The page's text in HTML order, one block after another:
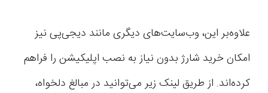
علاوه‌بر این، وب‌سایت‌های دیگری مانند دیجی‌پی نیز
امکان خرید شارژ بدون نیاز به نصب اپلیکیشن را فراهم
کرده‌اند. از طریق لینک زیر می‌توانید در مبالغ دلخواه،